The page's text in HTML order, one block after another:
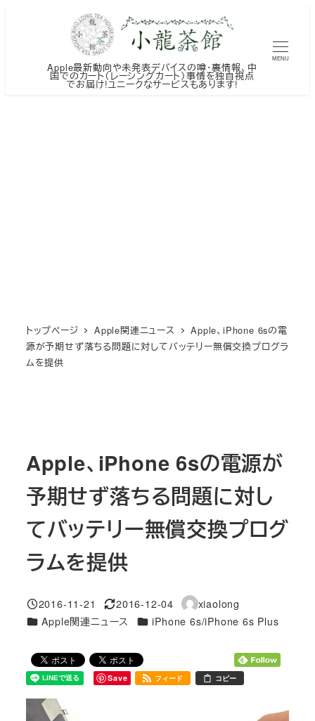
Apple最新動向や未発表デバイスの噂・裏情報、中
国でのカート（レーシングカート）事情を独自視点
でお届け!ユニークなサービスもあります!
MENU
トップページ Apple関連ニュース
Apple、iPhone 6sの電
源が予期せず落ちる問題に対してバッテリー無償交換プログラ
ムを提供
Apple、iPhone 6sの電源が
予期せず落ちる問題に対し
てバッテリー無償交換プログ
ラムを提供
投稿日
2016-11-21
更新日
2016-12-04
著
者
xiaolong
カテゴリー
Apple関連ニュース カテゴリー
iPhone 6s/iPhone 6s Plus
Save フィード コピー